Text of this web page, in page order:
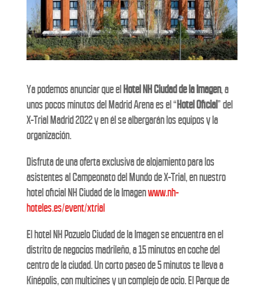
Ya podemos anunciar que elHotel NH Ciudad de la Imagen, a
unos pocos minutos del Madrid Arena es el “Hotel Oficial” del
X-Trial Madrid 2022 y en él se albergarán los equipos y la
organización.
Disfruta de una oferta exclusiva de alojamiento para los
asistentes al Campeonato del Mundo de X-Trial, en nuestro
hotel oficial NH Ciudad de la Imagenwww.nh-
hoteles.es/event/xtrial
El hotel NH Pozuelo Ciudad de la Imagen se encuentra en el
distrito de negocios madrileño, a 15 minutos en coche del
centro de la ciudad. Un corto paseo de 5 minutos te lleva a
Kinépolis, con multicines y un complejo de ocio. El Parque de